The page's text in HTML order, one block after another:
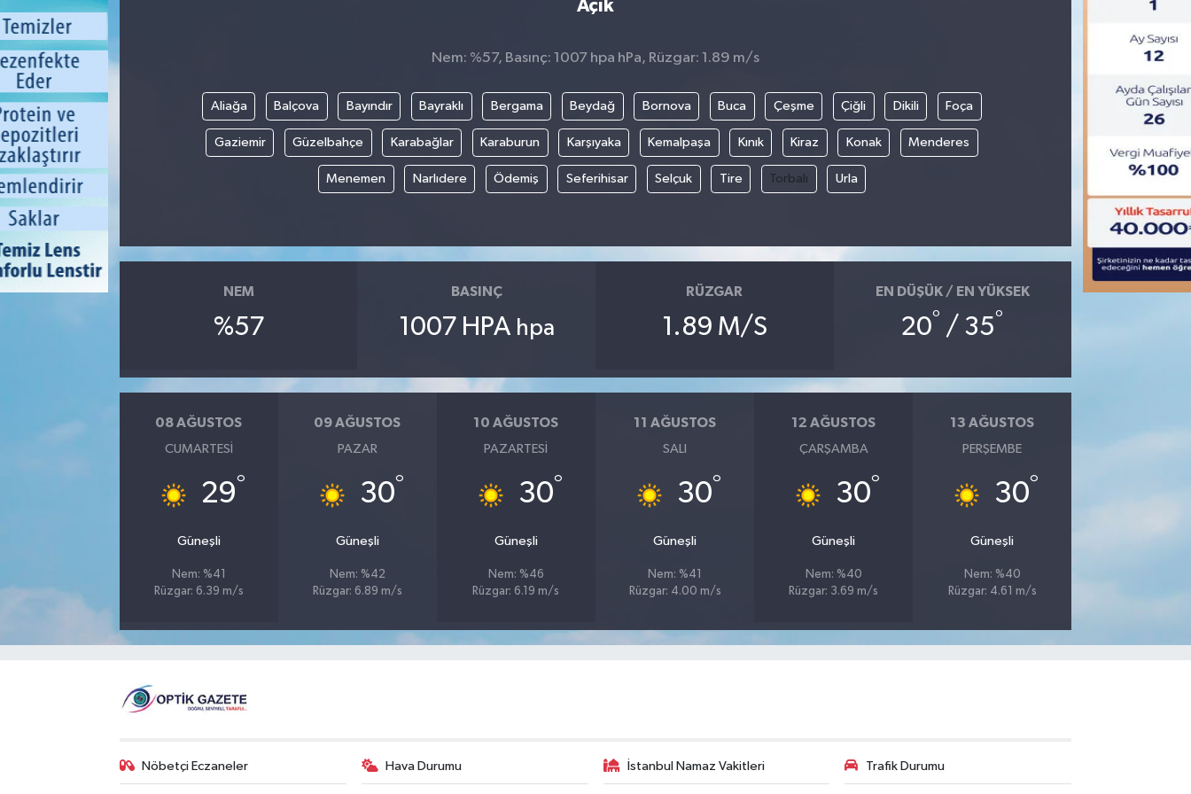
Açık
Nem: %57, Basınç: 1007 hpa hPa, Rüzgar: 1.89 m/s
Aliağa Balçova Bayındır Bayraklı Bergama Beydağ Bornova Buca Çeşme Çiğli Dikili Foça
Gaziemir Güzelbahçe Karabağlar Karaburun Karşıyaka Kemalpaşa Kınık Kiraz Konak Menderes
Menemen Narlıdere Ödemiş Seferihisar Selçuk Tire Torbalı Urla
NEM
%57
BASINÇ
1007 HPA hpa
RÜZGAR
1.89 M/S
EN DÜŞÜK / EN YÜKSEK
20° / 35°
08 AĞUSTOS
CUMARTESI
29°
Güneşli
Nem: %41
Rüzgar: 6.39 m/s
09 AĞUSTOS
PAZAR
30°
Güneşli
Nem: %42
Rüzgar: 6.89 m/s
10 AĞUSTOS
PAZARTESI
30°
Güneşli
Nem: %46
Rüzgar: 6.19 m/s
11 AĞUSTOS
SALI
30°
Güneşli
Nem: %41
Rüzgar: 4.00 m/s
12 AĞUSTOS
ÇARŞAMBA
30°
Güneşli
Nem: %40
Rüzgar: 3.69 m/s
13 AĞUSTOS
PERŞEMBE
30°
Güneşli
Nem: %40
Rüzgar: 4.61 m/s
Nöbetçi Eczaneler Hava Durumu İstanbul Namaz Vakitleri Trafik Durumu